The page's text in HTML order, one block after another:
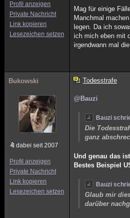
Profil anzeigen
Private Nachricht
Link kopieren
Lesezeichen setzen
Mag für einige
Manchmal
legen. Da ich
ich mich eben mit
irgendwann mal
Bukowski
dabei seit 2007
Profil anzeigen
Private Nachricht
Link kopieren
Lesezeichen setzen
Todesstrafe
@Bauzi
Bauzi
Die
ganz
Und genau das
Bestes Beispiel
Bauzi
Glaub mir
darüber